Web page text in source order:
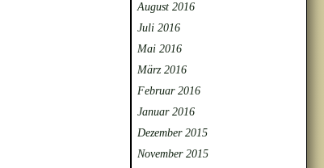
August 2016
Juli 2016
Mai 2016
März 2016
Februar 2016
Januar 2016
Dezember 2015
November 2015